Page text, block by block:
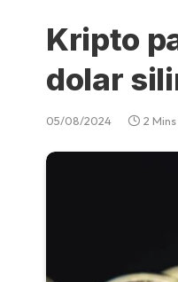
Kripto
dolar
05/08/2024 2